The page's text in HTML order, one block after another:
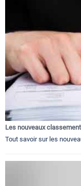
Les nouveaux
Tout savoir sur les